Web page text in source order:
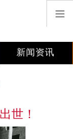
新闻资讯
世！